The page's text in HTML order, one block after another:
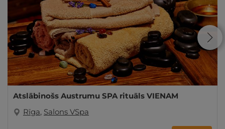
Atslābinošs Austrumu SPA rituāls VIENAM
Rīga, Salons VSpa